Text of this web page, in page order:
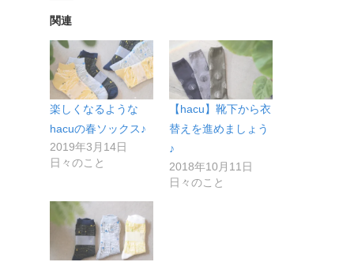
関連
楽しくなるような
hacuの春ソックス♪
2019年3月14日
日々のこと
【hacu】靴下から衣
替えを進めましょう
♪
2018年10月11日
日々のこと